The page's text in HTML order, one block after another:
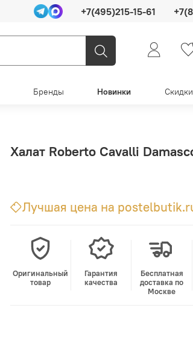
+7(495)215-15-61
Бренды Новинки Скидки
Халат Roberto Cavalli
Лучшая цена на
Оригинальный
товар
Гарантия
качества
Бесплатная
доставка по
Москве